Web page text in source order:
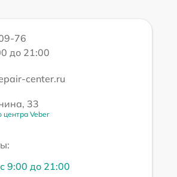
76
до 21:00
center.ru
33
центра Veber
9:00 до 21:00